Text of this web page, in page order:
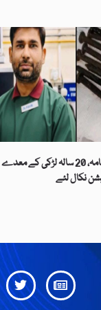
نشتر کا بڑا طبی کارنامہ، 20 سالہ لڑکی کے معدے